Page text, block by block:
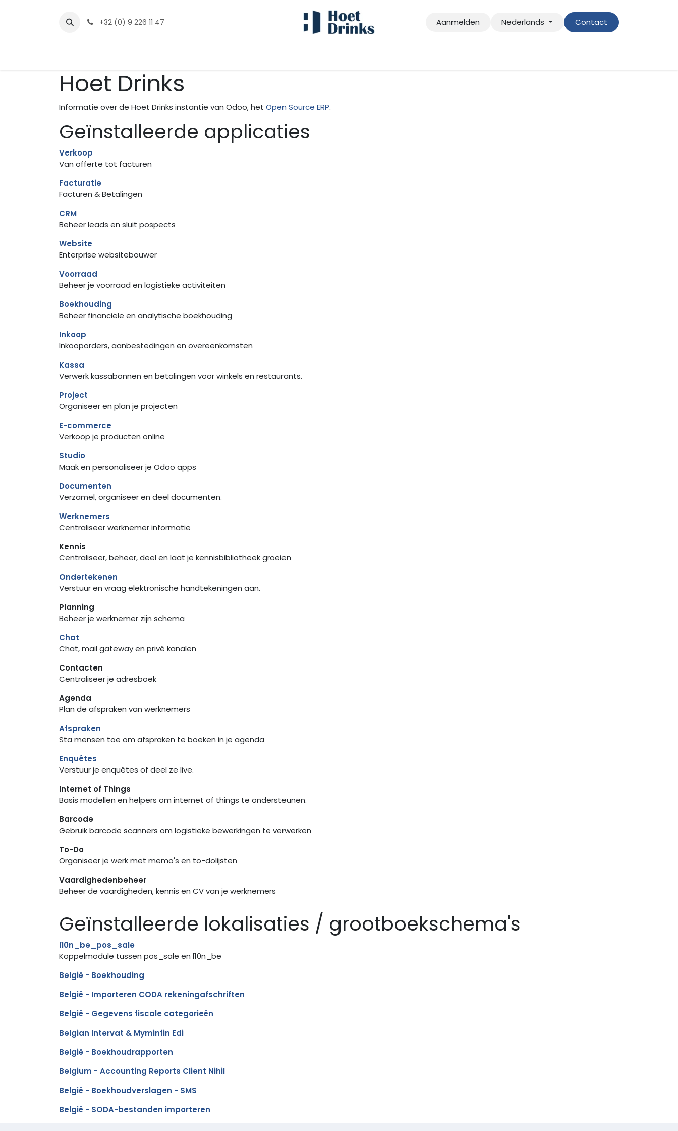
+32 (0) 9 226 11 47 Aanmelden Nederlands Contact
Hoet Drinks
Informatie over de Hoet Drinks instantie van Odoo, het Open Source ERP.
Geïnstalleerde applicaties
Verkoop
Van offerte tot facturen
Facturatie
Facturen & Betalingen
CRM
Beheer leads en sluit pospects
Website
Enterprise websitebouwer
Voorraad
Beheer je voorraad en logistieke activiteiten
Boekhouding
Beheer financiële en analytische boekhouding
Inkoop
Inkooporders, aanbestedingen en overeenkomsten
Kassa
Verwerk kassabonnen en betalingen voor winkels en restaurants.
Project
Organiseer en plan je projecten
E-commerce
Verkoop je producten online
Studio
Maak en personaliseer je Odoo apps
Documenten
Verzamel, organiseer en deel documenten.
Werknemers
Centraliseer werknemer informatie
Kennis
Centraliseer, beheer, deel en laat je kennisbibliotheek groeien
Ondertekenen
Verstuur en vraag elektronische handtekeningen aan.
Planning
Beheer je werknemer zijn schema
Chat
Chat, mail gateway en privé kanalen
Contacten
Centraliseer je adresboek
Agenda
Plan de afspraken van werknemers
Afspraken
Sta mensen toe om afspraken te boeken in je agenda
Enquêtes
Verstuur je enquêtes of deel ze live.
Internet of Things
Basis modellen en helpers om internet of things te ondersteunen.
Barcode
Gebruik barcode scanners om logistieke bewerkingen te verwerken
To-Do
Organiseer je werk met memo's en to-dolijsten
Vaardighedenbeheer
Beheer de vaardigheden, kennis en CV van je werknemers
Geïnstalleerde lokalisaties / grootboekschema's
l10n_be_pos_sale
Koppelmodule tussen pos_sale en l10n_be
België - Boekhouding
België - Importeren CODA rekeningafschriften
België - Gegevens fiscale categorieën
Belgian Intervat & Myminfin Edi
België - Boekhoudrapporten
Belgium - Accounting Reports Client Nihil
België - Boekhoudverslagen - SMS
België - SODA-bestanden importeren